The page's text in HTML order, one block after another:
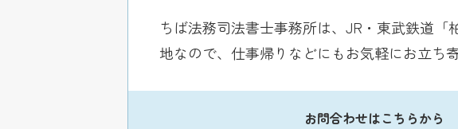
ちば法務司法書士事務所は、JR・東武鉄道
地なので、仕事帰りなどにもお気軽にお立ち
お問合わせはこちらから